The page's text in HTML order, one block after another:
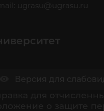
ugrasu@ugrasu.ru